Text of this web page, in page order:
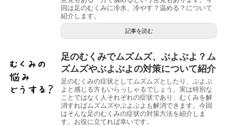
回は足のむくみに冷水、冷やす？温める？について
紹介します。
記事を読む
足のむくみでムズムズ、ぶよぶよ？ム
ズムズやぶよぶよの対策について紹介
足のむくみの症状としてムズムズとしたり、ぶよぶ
よと感じる方もいらっしゃるでしょう。実は特別な
ことではなく人それぞれの症状であり、むくみを解
消すればムズムズやぶよぶよも解消できます。今回
はそんな足のむくみの症状の対策方法を紹介しま
す。お役に立てれば幸いです。